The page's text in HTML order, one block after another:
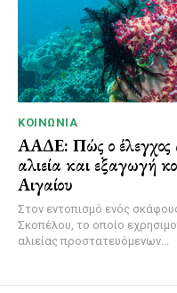
ΚΟΙΝΩΝΊΑ
ΑΑΔΕ: Πώς ο έλεγχος
αλιεία και εξαγωγή
Αιγαίου
Στον εντοπισμό ενός
Σκοπέλου, το οποίο
αλιείας προστατευόμενων...